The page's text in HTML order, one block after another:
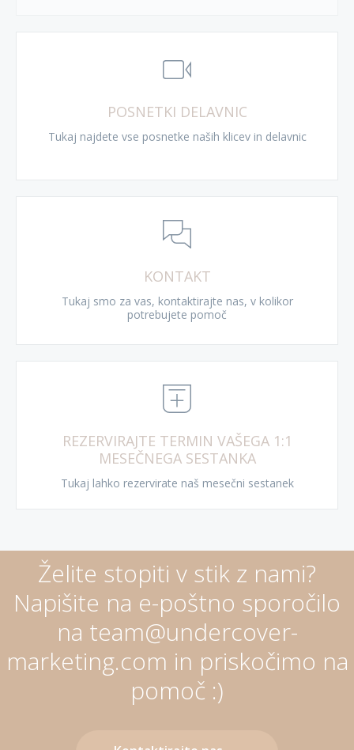
POSNETKI DELAVNIC
Tukaj najdete vse posnetke naših klicev in delavnic
KONTAKT
Tukaj smo za vas, kontaktirajte nas, v kolikor
potrebujete pomoč
REZERVIRAJTE TERMIN VAŠEGA 1:1
MESEČNEGA SESTANKA
Tukaj lahko rezervirate naš mesečni sestanek
Želite stopiti v stik z nami?
Napišite na e-poštno sporočilo
na team@undercover-
marketing.com in priskočimo na
pomoč :)